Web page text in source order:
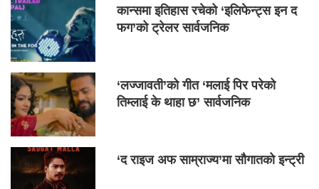
कान्समा इतिहास रचेको ‘इलिफेन्ट्स इन द
फग’को ट्रेलर सार्वजनिक
‘लज्जावती’को गीत ‘मलाई पिर परेको
तिम्लाई के थाहा छ’ सार्वजनिक
‘द राइज अफ साम्राज्य’मा सौगातको इन्ट्री